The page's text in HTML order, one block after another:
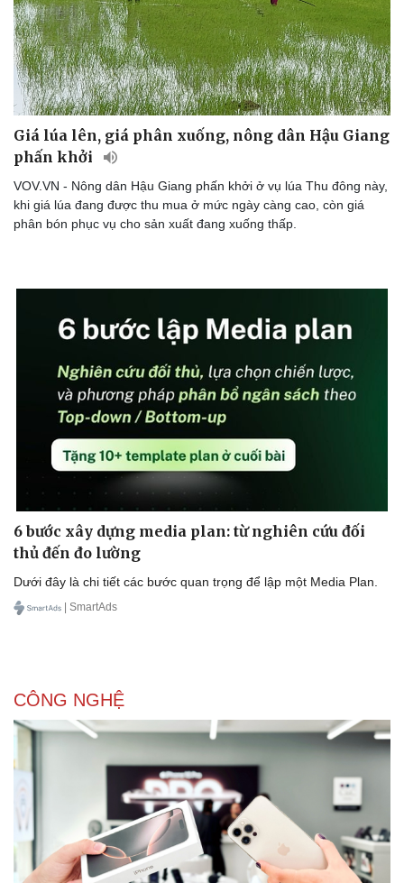
Doanh nghiệp
Thông tin doanh nghiệp
Doanh nghiệp 24h
Doanh nhân
Vì cộng đồng
Sành điệu
Tin Công nghệ
Trải nghiệm
Chuyển đổi số
Giá lúa lên, giá phân xuống, nông dân Hậu Giang
phấn khởi
VOV.VN - Nông dân Hậu Giang phấn khởi ở vụ lúa Thu đông này,
khi giá lúa đang được thu mua ở mức ngày càng cao, còn giá
phân bón phục vụ cho sản xuất đang xuống thấp.
6 bước xây dựng media plan: từ nghiên cứu đối
thủ đến đo lường
Dưới đây là chi tiết các bước quan trọng để lập một Media Plan.
| SmartAds
CÔNG NGHỆ